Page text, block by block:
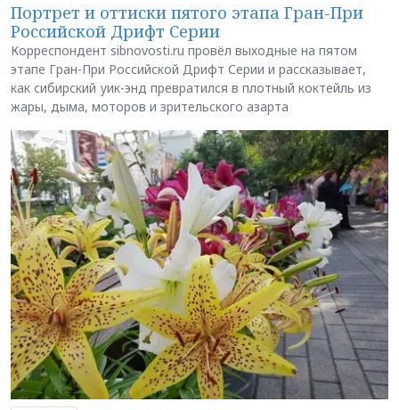
Портрет и оттиски пятого этапа Гран-При
Российской Дрифт Серии
Корреспондент sibnovosti.ru провёл выходные на пятом
этапе Гран-При Российской Дрифт Серии и рассказывает,
как сибирский уик-энд превратился в плотный коктейль из
жары, дыма, моторов и зрительского азарта